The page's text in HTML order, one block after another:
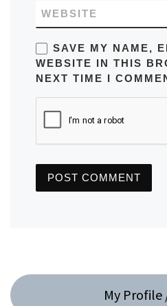
WEBSITE
SAVE MY NAME,
WEBSITE IN THIS
NEXT TIME I
My Profile